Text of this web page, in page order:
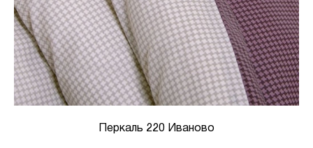
Перкаль 220 Иваново